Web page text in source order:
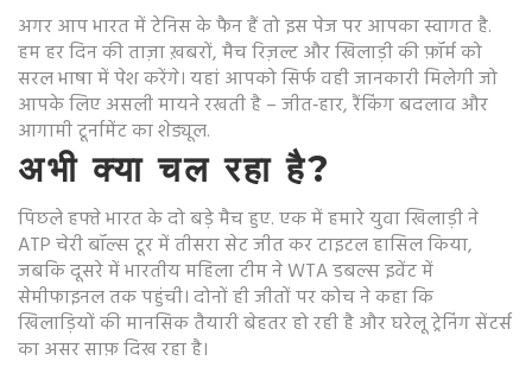
अगर आप भारत में टेनिस के फैन हैं तो इस पेज पर आपका स्वागत है.
हम हर दिन की ताज़ा ख़बरों, मैच रिज़ल्ट और खिलाड़ी की फ़ॉर्म को
सरल भाषा में पेश करेंगे। यहां आपको सिर्फ वही जानकारी मिलेगी जो
आपके लिए असली मायने रखती है – जीत‑हार, रैंकिंग बदलाव और
आगामी टूर्नामेंट का शेड्यूल.
अभी क्या चल रहा है?
पिछले हफ्ते भारत के दो बड़े मैच हुए. एक में हमारे युवा खिलाड़ी ने
ATP चेरी बॉल्स टूर में तीसरा सेट जीत कर टाइटल हासिल किया,
जबकि दूसरे में भारतीय महिला टीम ने WTA डबल्स इवेंट में
सेमीफाइनल तक पहुंची। दोनों ही जीतों पर कोच ने कहा कि
खिलाड़ियों की मानसिक तैयारी बेहतर हो रही है और घरेलू ट्रेनिंग सेंटर्स
का असर साफ़ दिख रहा है।